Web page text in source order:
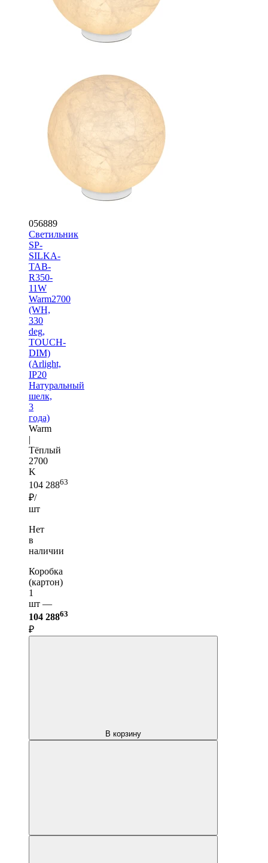
056889
Светильник
SP-
SILKA-
TAB-
R350-
11W
Warm2700
(WH,
330
deg,
TOUCH-
DIM)
(Arlight,
IP20
Натуральный
шелк,
3
года)
Warm
|
Тёплый
2700
K
104 28863
₽/
шт
Нет
в
наличии
Коробка
(картон)
1
шт —
104 28863
₽
В корзину